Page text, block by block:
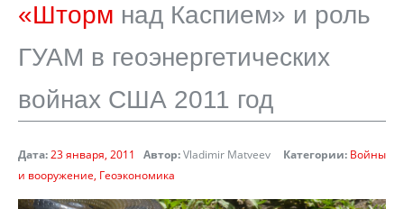
«Шторм над Каспием» и роль
ГУАМ в геоэнергетических
войнах США 2011 год
Дата:23 января, 2011 Автор:Vladimir Matveev Категории: Войны
и вооружение Геоэкономика